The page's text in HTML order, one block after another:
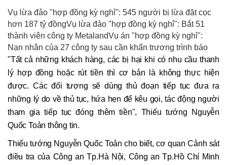
Vụ lừa đảo "hợp đồng kỳ nghỉ": 545 người bị lừa đặt cọc
hơn 187 tỷ đồngVụ lừa đảo "hợp đồng kỳ nghỉ": Bắt 51
thành viên công ty MetalandVụ án "hợp đồng kỳ nghỉ":
Nạn nhân của 27 công ty sau cần khẩn trương trình báo
"Tất cả những khách hàng, các bị hại khi có nhu cầu thanh
lý hợp đồng hoặc rút tiền thì cơ bản là không thực hiện
được. Các đối tượng sẽ dùng thủ đoạn tiếp tục đưa ra
những lý do về thủ tục, hứa hẹn để kêu gọi, tác động người
tham gia tiếp tục đóng thêm tiền", Thiếu tướng Nguyễn
Quốc Toản thông tin.
Thiếu tướng Nguyễn Quốc Toản cho biết, cơ quan Cảnh sát
điều tra của Công an Tp.Hà Nội, Công an Tp.Hồ Chí Minh